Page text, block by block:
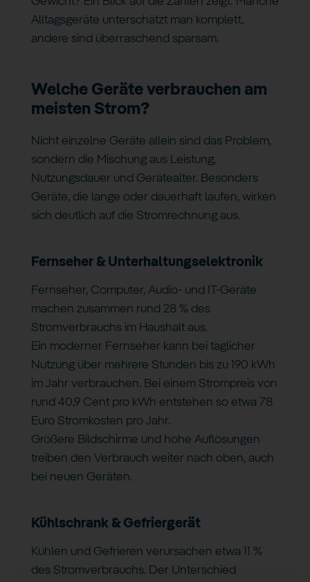
Alltagsgeräte unterschätzt man komplett,
andere sind überraschend sparsam.
Welche Geräte verbrauchen am
meisten Strom?
Nicht einzelne Geräte allein sind das Problem,
sondern die Mischung aus Leistung,
Nutzungsdauer und Gerätealter. Besonders
Geräte, die lange oder dauerhaft laufen, wirken
sich deutlich auf die Stromrechnung aus.
Fernseher & Unterhaltungselektronik
Fernseher, Computer, Audio- und IT-Geräte
machen zusammen rund 28 % des
Stromverbrauchs im Haushalt aus.
Ein moderner Fernseher kann bei täglicher
Nutzung über mehrere Stunden bis zu 190 kWh
im Jahr verbrauchen. Bei einem Strompreis von
rund 40,9 Cent pro kWh entstehen so etwa 78
Euro Stromkosten pro Jahr.
Größere Bildschirme und hohe Auflösungen
treiben den Verbrauch weiter nach oben, auch
bei neuen Geräten.
Kühlschrank & Gefriergerät
Kühlen und Gefrieren verursachen etwa 11 %
des Stromverbrauchs. Der Unterschied